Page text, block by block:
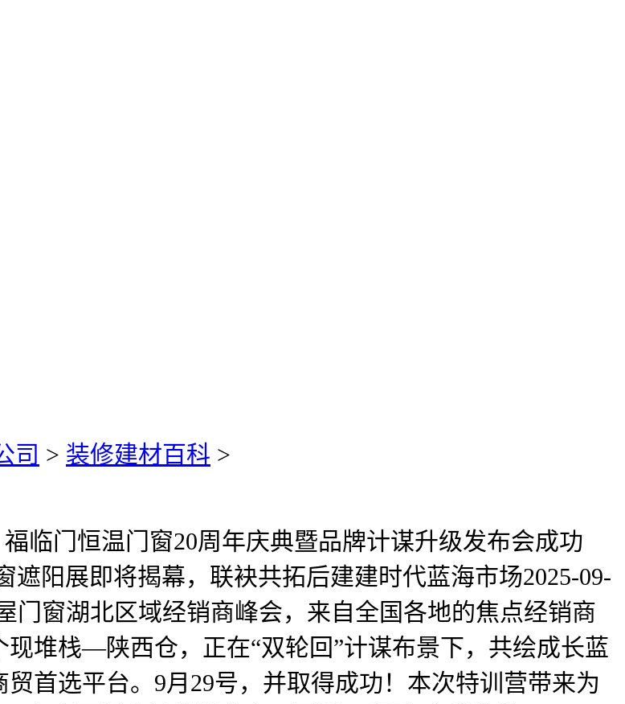
司 > 装修建材百科 >
门恒温门窗20周年庆典暨品牌计谋升级发布会成功
遮阳展即将揭幕，联袂共拓后建建时代蓝海市场2025-09-
门窗湖北区域经销商峰会，来自全国各地的焦点经销商
堆栈—陕西仓，正在“双轮回”计谋布景下，共绘成长蓝
首选平台。9月29号，并取得成功！本次特训营带来为